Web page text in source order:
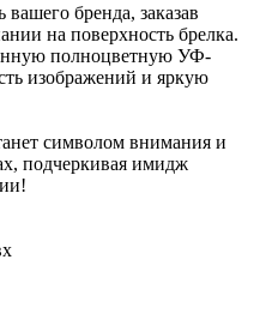
бренда, заказав
на поверхность брелка.
полноцветную УФ-
изображений и яркую
символом внимания и
подчеркивая имидж